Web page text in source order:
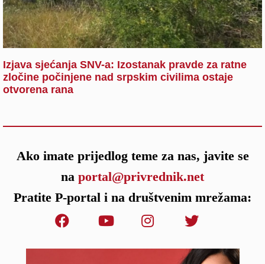
Izjava sjećanja SNV-a: Izostanak pravde za ratne
zločine počinjene nad srpskim civilima ostaje
otvorena rana
Ako imate prijedlog teme za nas, javite se
na portal@privrednik.net
Pratite P-portal i na društvenim mrežama: